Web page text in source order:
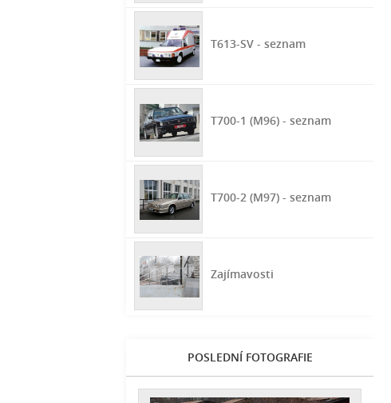
T613-SV - seznam
T700-1 (M96) - seznam
T700-2 (M97) - seznam
Zajímavosti
POSLEDNÍ FOTOGRAFIE